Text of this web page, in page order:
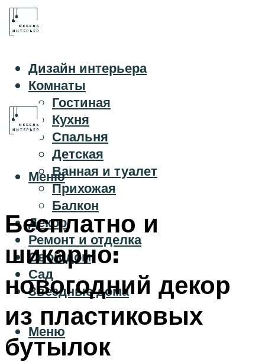
Дизайн интерьера
Комнаты
Гостиная
Кухня
Спальня
Детская
Ванная и туалет
Прихожая
Балкон
Декор
Ремонт и отделка
Свой дом
Сад
Звездные дома
Меню
Меню
Бесплатно и
шикарно:
новогодний декор
из пластиковых
бутылок